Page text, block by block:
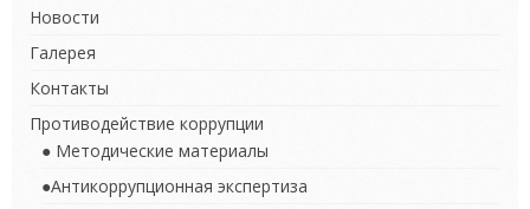
Новости
Галерея
Контакты
Противодействие коррупции
● Методические материалы
●Антикоррупционная экспертиза